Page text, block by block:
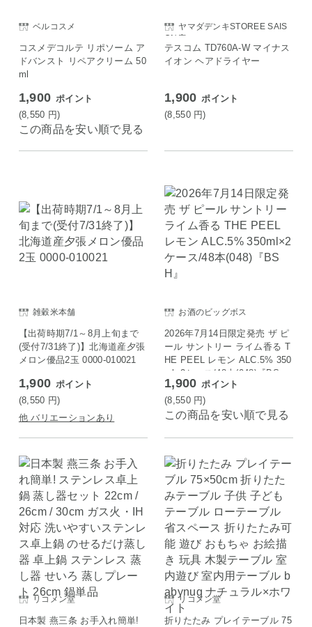
ベルコスメ
コスメデコルテ リポソーム ア
ドバンスト リペアクリーム 50
ml
1,900 ポイント
(8,550 円)
この商品を安い順で見る
ヤマダデンキSTOREE SAIS
ON店
テスコム TD760A-W マイナス
イオン ヘアドライヤー
1,900 ポイント
(8,550 円)
雑穀米本舗
【出荷時期7/1～8月上旬まで
(受付7/31終了)】北海道産夕張
メロン優品2玉 0000-010021
1,900 ポイント
(8,550 円)
他 バリエーションあり
お酒のビッグボス
2026年7月14日限定発売 ザ ピ
ール サントリー ライム香る T
HE PEEL レモン ALC.5% 350
ml×2ケース/48本(048)『BS
H』
1,900 ポイント
(8,550 円)
この商品を安い順で見る
リコメン堂
日本製 燕三条 お手入れ簡単!
リコメン堂
折りたたみ プレイテーブル 75